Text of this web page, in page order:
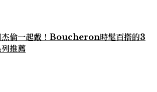
杰倫一起戴！Boucheron時髦百搭的3
推薦